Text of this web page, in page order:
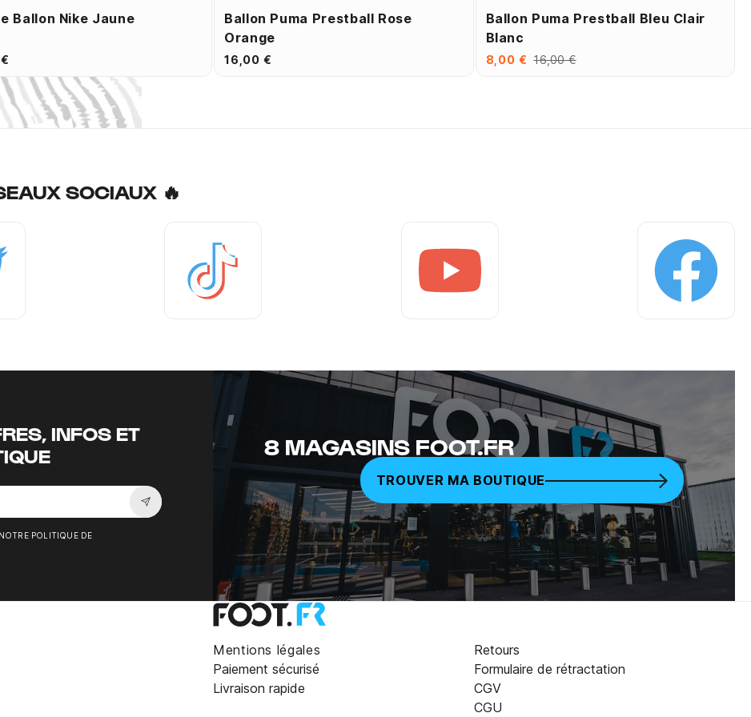
Ballon Nike Jaune
Ballon Puma Prestball Rose
Orange
16,00 €
Ballon Puma Prestball Bleu Clair
Blanc
8,00 € 16,00 €
SOCIAUX 🔥
INFOS ET
Souscrire à la newsletter
POLITIQUE DE
8 MAGASINS FOOT.FR
TROUVER MA BOUTIQUE
Mentions légales
Paiement sécurisé
Livraison rapide
Retours
Formulaire de rétractation
CGV
CGU